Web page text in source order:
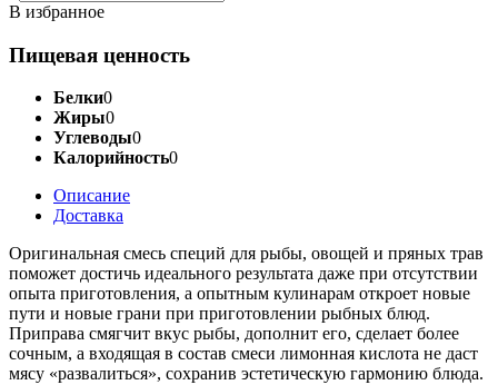
В избранное
Пищевая ценность
Белки0
Жиры0
Углеводы0
Калорийность0
Описание
Доставка
Оригинальная смесь специй для рыбы, овощей и пряных трав
поможет достичь идеального результата даже при отсутствии
опыта приготовления, а опытным кулинарам откроет новые
пути и новые грани при приготовлении рыбных блюд.
Приправа смягчит вкус рыбы, дополнит его, сделает более
сочным, а входящая в состав смеси лимонная кислота не даст
мясу «развалиться», сохранив эстетическую гармонию блюда.